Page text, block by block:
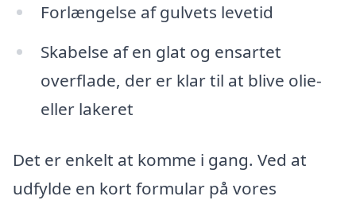
Forlængelse af gulvets levetid
Skabelse af en glat og ensartet
overflade, der er klar til at blive olie-
eller lakeret
Det er enkelt at komme i gang. Ved at
udfylde en kort formular på vores